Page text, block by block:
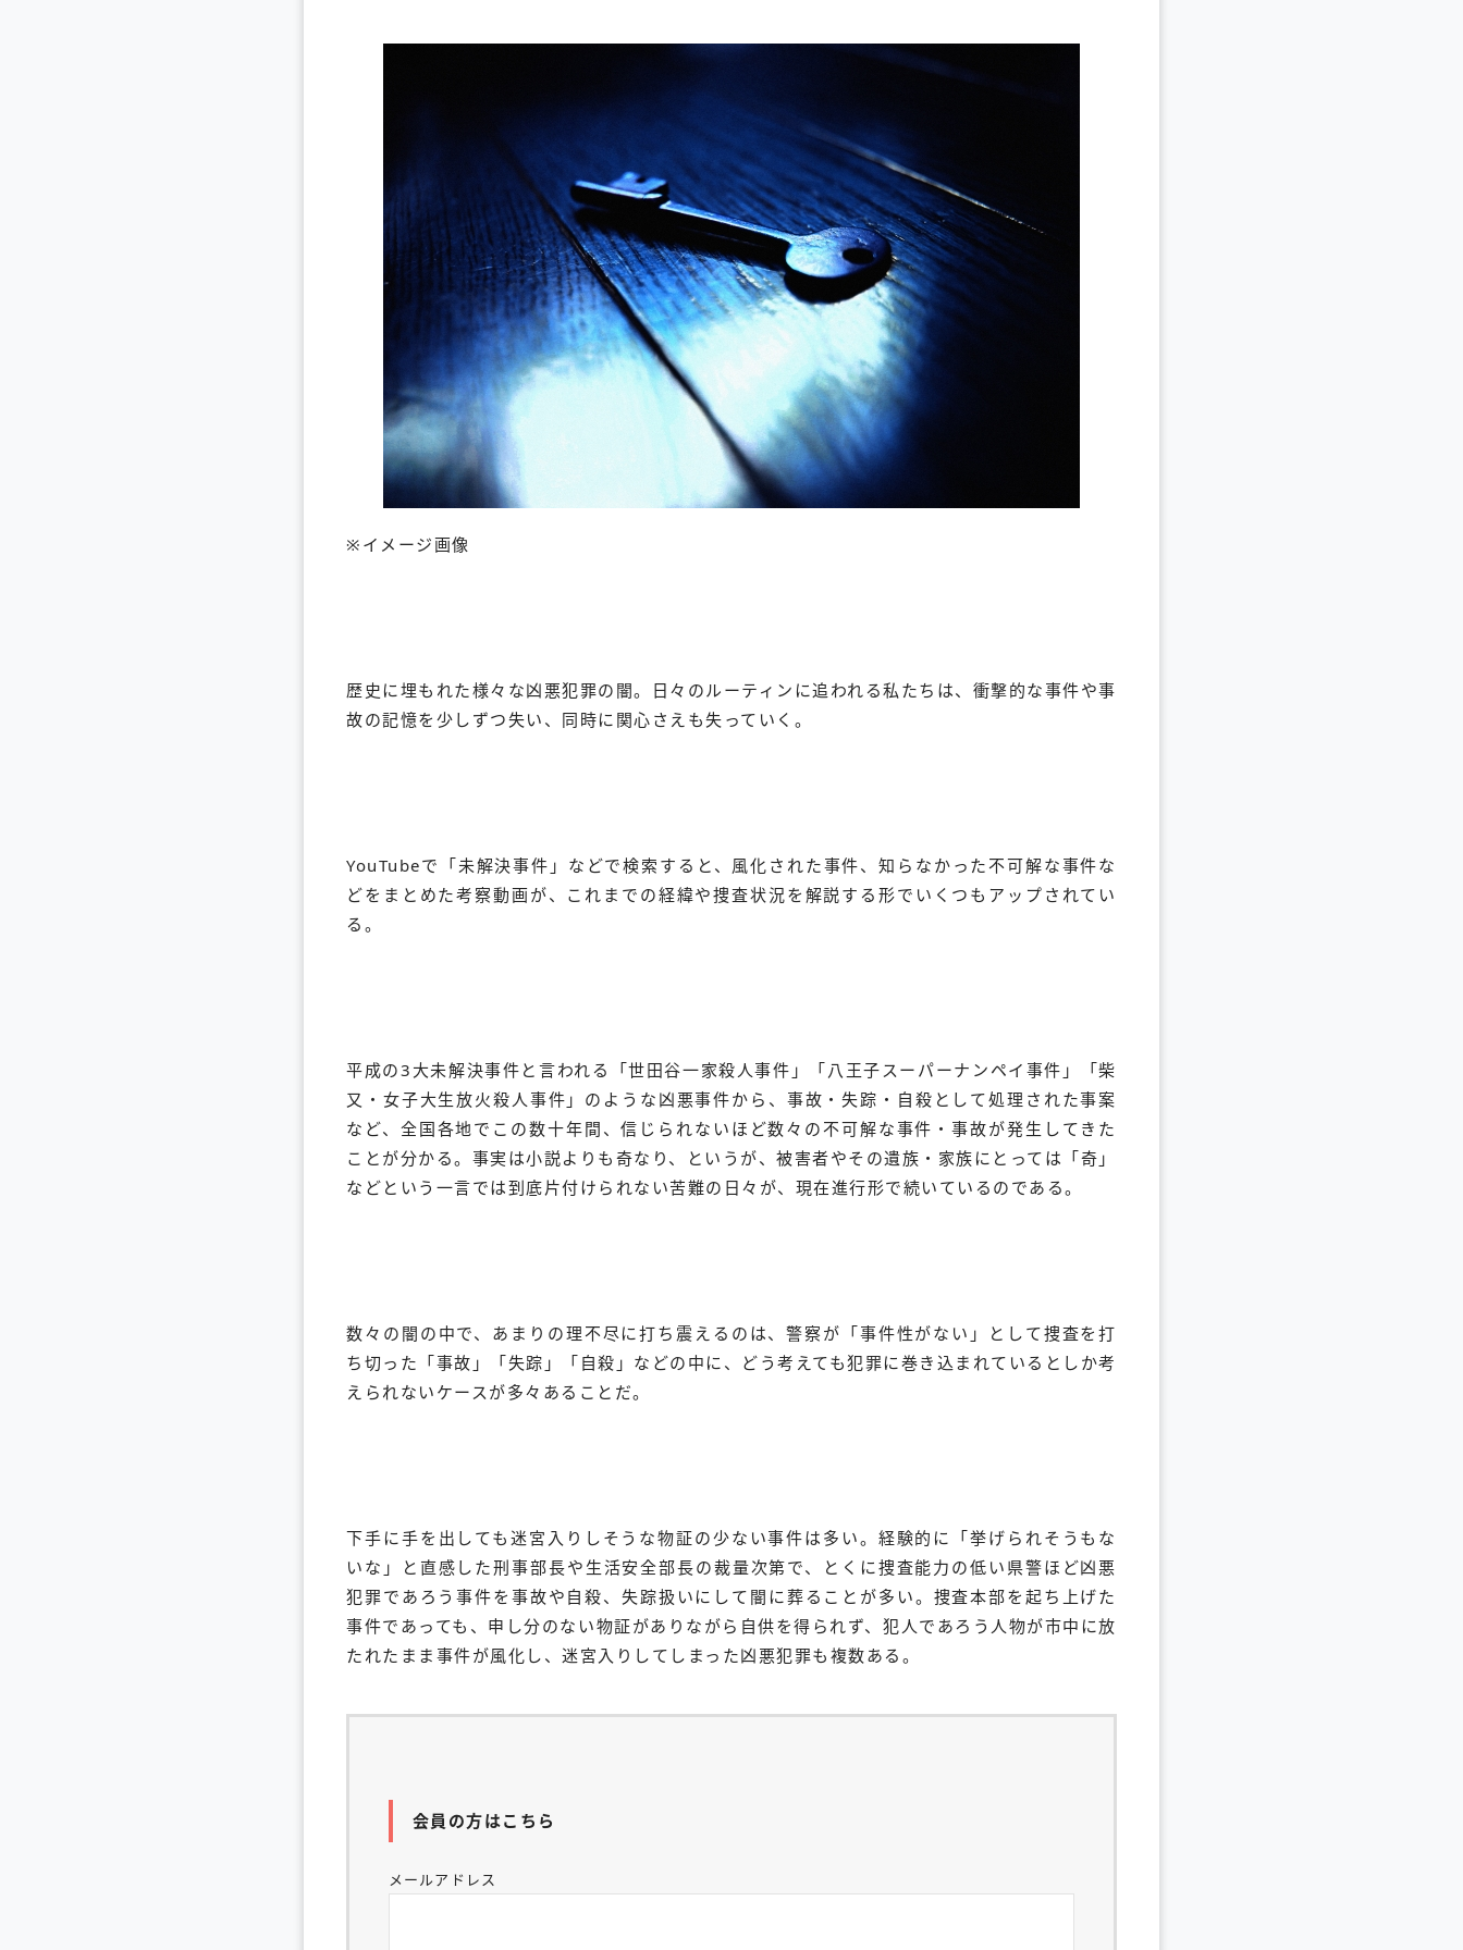
※イメージ画像
歴史に埋もれた様々な凶悪犯罪の闇。日々のルーティンに追われる私たちは、衝撃的な事件や事
故の記憶を少しずつ失い、同時に関心さえも失っていく。
YouTubeで「未解決事件」などで検索すると、風化された事件、知らなかった不可解な事件な
どをまとめた考察動画が、これまでの経緯や捜査状況を解説する形でいくつもアップされてい
る。
平成の3大未解決事件と言われる「世田谷一家殺人事件」「八王子スーパーナンペイ事件」「柴
又・女子大生放火殺人事件」のような凶悪事件から、事故・失踪・自殺として処理された事案
など、全国各地でこの数十年間、信じられないほど数々の不可解な事件・事故が発生してきた
ことが分かる。事実は小説よりも奇なり、というが、被害者やその遺族・家族にとっては「奇」
などという一言では到底片付けられない苦難の日々が、現在進行形で続いているのである。
数々の闇の中で、あまりの理不尽に打ち震えるのは、警察が「事件性がない」として捜査を打
ち切った「事故」「失踪」「自殺」などの中に、どう考えても犯罪に巻き込まれているとしか考
えられないケースが多々あることだ。
下手に手を出しても迷宮入りしそうな物証の少ない事件は多い。経験的に「挙げられそうもな
いな」と直感した刑事部長や生活安全部長の裁量次第で、とくに捜査能力の低い県警ほど凶悪
犯罪であろう事件を事故や自殺、失踪扱いにして闇に葬ることが多い。捜査本部を起ち上げた
事件であっても、申し分のない物証がありながら自供を得られず、犯人であろう人物が市中に放
たれたまま事件が風化し、迷宮入りしてしまった凶悪犯罪も複数ある。
会員の方はこちら
メールアドレス